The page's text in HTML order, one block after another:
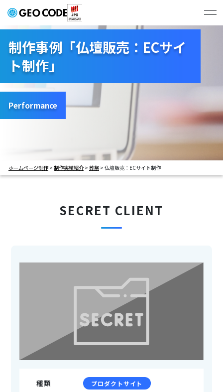
制作実績
# すべて
# コーポレートサイト
# BtoBサービスサイト
# BtoCサービスサイト
# 学校サイト
# 採用サイト
お問い合わせ・お見積もり
制作事例「仏壇販売：ECサイ
ト制作」
Performance
ホームページ制作> 制作実績紹介> 葬祭> 仏壇販売：ECサイト制作
SECRET CLIENT
種類 プロダクトサイト